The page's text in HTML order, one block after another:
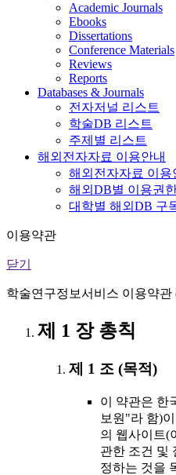
Academic Journals
Ebooks
Dissertations
Conference Materials
Reviews
Reports
Databases & Journals
전자저널 리스트
학술DB 리스트
주제별 리스트
해외전자자료 이용안내
해외전자자료 이용
해외DB별 이용권
대학별 해외DB 구
이용약관
닫기
학술연구정보서비스 이용약관
제 1 장 총칙
제 1 조 (목적)
이 약관은 한
보원"라 함)
의 웹사이트(
관한 조건 및
정하는 것을